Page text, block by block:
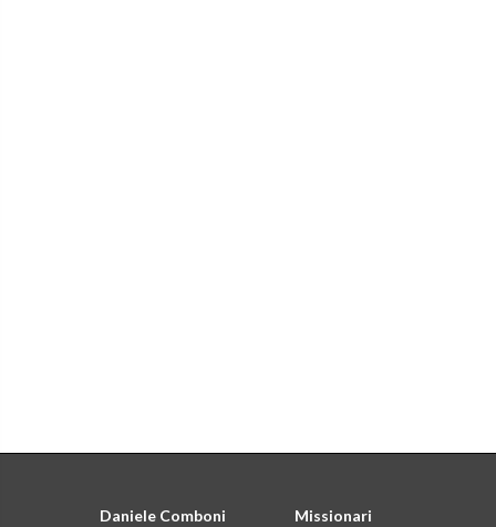
Daniele Comboni
Missionari